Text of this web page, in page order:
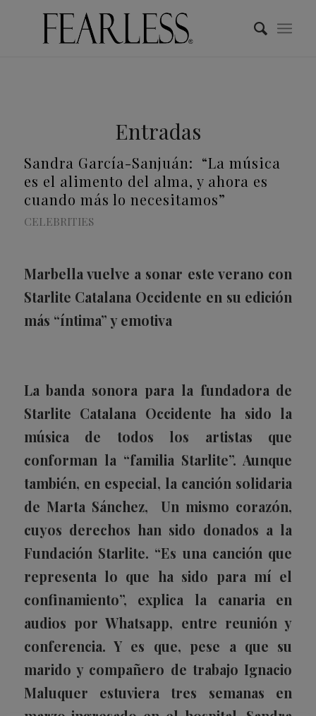
Entradas
Sandra García-Sanjuán: “La música
es el alimento del alma, y ahora es
cuando más lo necesitamos”
CELEBRITIES
Marbella vuelve a sonar este verano con
Starlite Catalana Occidente en su edición
más “íntima” y emotiva
La banda sonora para la fundadora de
Starlite Catalana Occidente ha sido la
música de todos los artistas que
conforman la “familia Starlite”. Aunque
también, en especial, la canción solidaria
de Marta Sánchez, Un mismo corazón,
cuyos derechos han sido donados a la
Fundación Starlite. “Es una canción que
representa lo que ha sido para mí el
confinamiento”, explica la canaria en
audios por Whatsapp, entre reunión y
conferencia. Y es que, pese a que su
marido y compañero de trabajo Ignacio
Maluquer estuviera tres semanas en